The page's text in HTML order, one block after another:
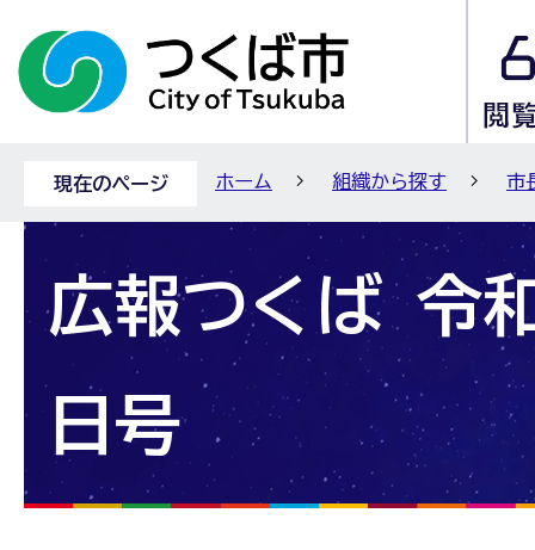
現在のページ ホーム 組織から探す 市
広報つくば 令
日号